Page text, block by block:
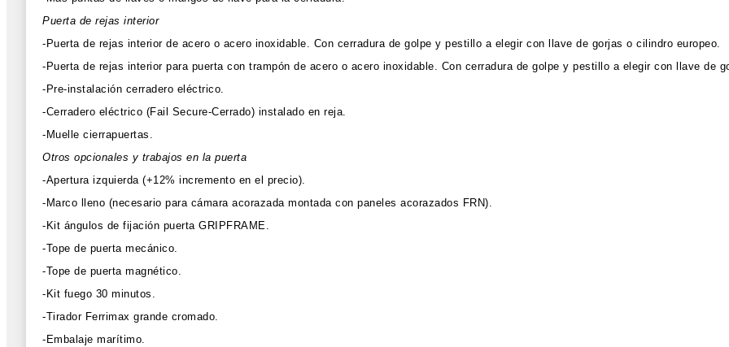
Puerta de rejas interior
-Puerta de rejas interior de acero o acero inoxidable. Con cerradura de golpe y pestillo a elegir con llave de gorjas o cilindro europeo.
-Puerta de rejas interior para puerta con trampón de acero o acero inoxidable. Con cerradura de golpe y pestillo a elegir con llave de
-Pre-instalación cerradero eléctrico.
-Cerradero eléctrico (Fail Secure-Cerrado) instalado en reja.
-Muelle cierrapuertas.
Otros opcionales y trabajos en la puerta
-Apertura izquierda (+12% incremento en el precio).
-Marco lleno (necesario para cámara acorazada montada con paneles acorazados FRN).
-Kit ángulos de fijación puerta GRIPFRAME.
-Tope de puerta mecánico.
-Tope de puerta magnético.
-Kit fuego 30 minutos.
-Tirador Ferrimax grande cromado.
-Embalaje marítimo.